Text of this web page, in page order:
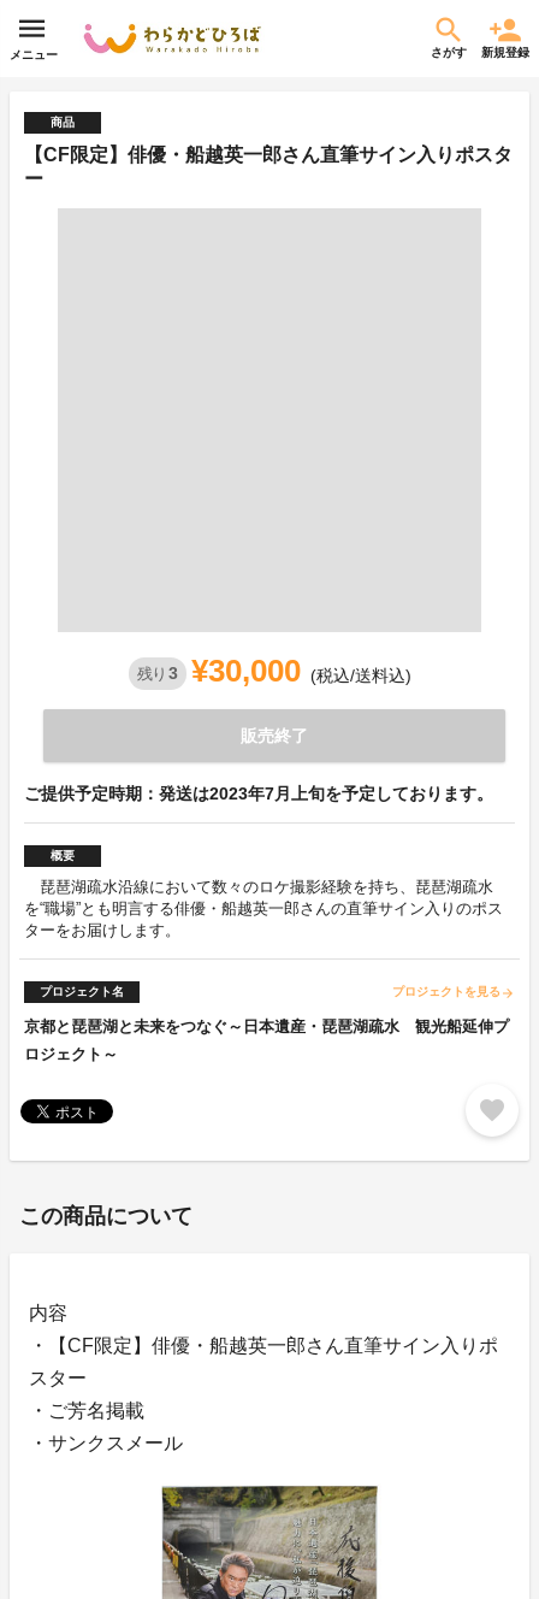
メニュー さがす 新規登録
商品
【CF限定】俳優・船越英一郎さん直筆サイン入りポスタ
ー
残り 3 ¥30,000 (税込/送料込)
販売終了
ご提供予定時期：発送は2023年7月上旬を予定しております。
概要
琵琶湖疏水沿線において数々のロケ撮影経験を持ち、琵琶湖疏水
を“職場”とも明言する俳優・船越英一郎さんの直筆サイン入りのポス
ターをお届けします。
プロジェクト名 プロジェクトを見る arrow_forward
京都と琵琶湖と未来をつなぐ～日本遺産・琵琶湖疏水 観光船延伸プ
ロジェクト～
favorite
この商品について
内容
・【CF限定】俳優・船越英一郎さん直筆サイン入りポ
スター
・ご芳名掲載
・サンクスメール